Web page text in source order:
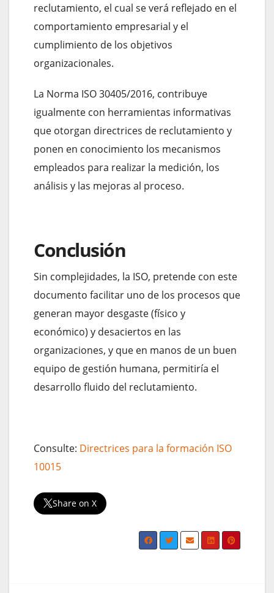
reclutamiento, el cual se verá reflejado en el
comportamiento empresarial y el
cumplimiento de los objetivos
organizacionales.
La Norma ISO 30405/2016, contribuye
igualmente con herramientas informativas
que otorgan directrices de reclutamiento y
ponen en conocimiento los mecanismos
empleados para realizar la medición, los
análisis y las mejoras al proceso.
Conclusión
Sin complejidades, la ISO, pretende con este
documento facilitar uno de los procesos que
generan mayor desgaste (físico y
económico) y desaciertos en las
organizaciones, y que en manos de un buen
equipo de gestión humana, permitiría el
desarrollo fluido del reclutamiento.
Consulte: Directrices para la formación ISO
10015
Share on X